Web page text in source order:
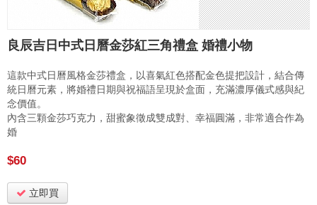
良辰吉日中式日曆金莎紅三角禮盒 婚禮小物
這款中式日曆風格金莎禮盒，以喜氣紅色搭配金色提把設計，結合傳
統日曆元素，將婚禮日期與祝福語呈現於盒面，充滿濃厚儀式感與紀
念價值。
內含三顆金莎巧克力，甜蜜象徵成雙成對、幸福圓滿，非常適合作為
婚
$60
立即買